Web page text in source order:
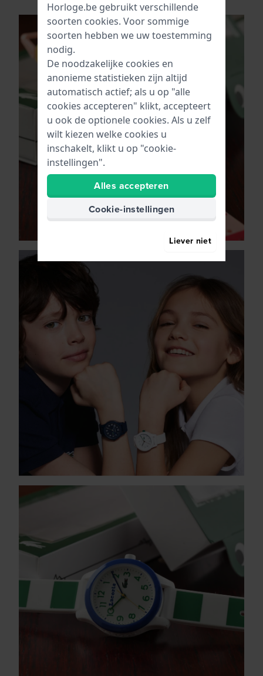
Horloge.be gebruikt verschillende
soorten cookies. Voor sommige
soorten hebben we uw toestemming
nodig.
De noodzakelijke cookies en
anonieme statistieken zijn altijd
automatisch actief; als u op "alle
cookies accepteren" klikt, accepteert
u ook de optionele cookies. Als u zelf
wilt kiezen welke cookies u
inschakelt, klikt u op "cookie-
instellingen".
Alles accepteren
Cookie-instellingen
Liever niet